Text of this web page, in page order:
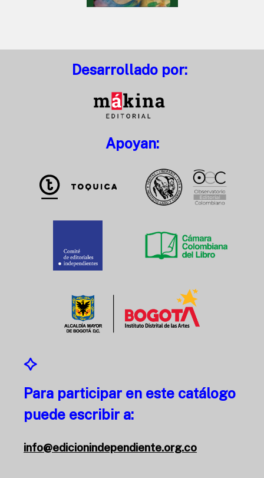
Desarrollado por:
Apoyan:
Para participar en este catálogo
puede escribir a:
info@edicionindependiente.org.co